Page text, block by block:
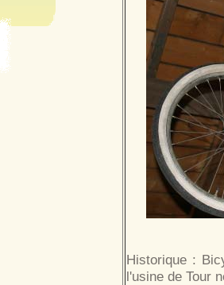
Historique :
l'usine de Tour